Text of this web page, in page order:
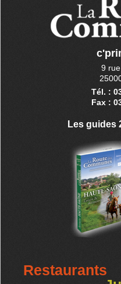
9
Tél. :
Fax :
Les guides
Restaurants